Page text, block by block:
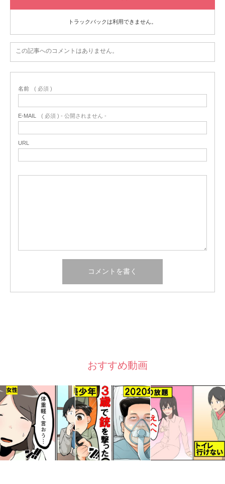
トラックバックは利用できません。
この記事へのコメントはありません。
名前 ( 必須 )
E-MAIL ( 必須 ) - 公開されません -
URL
おすすめ動画